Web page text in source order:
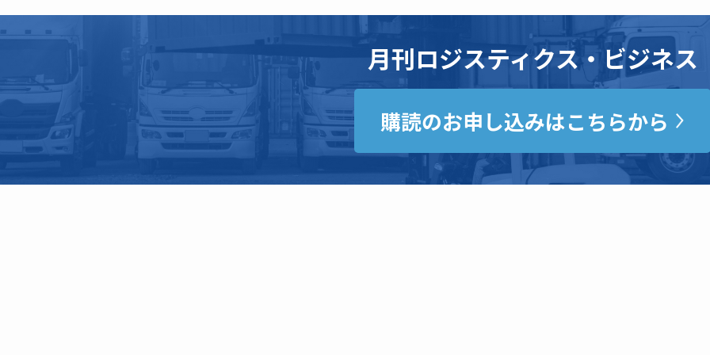
月刊ロジスティクス・ビジネス
購読のお申し込みはこちらから